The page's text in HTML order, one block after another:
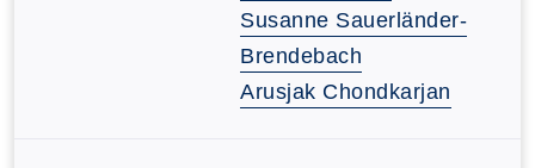
Susanne Sauerländer-
Brendebach
Arusjak Chondkarjan